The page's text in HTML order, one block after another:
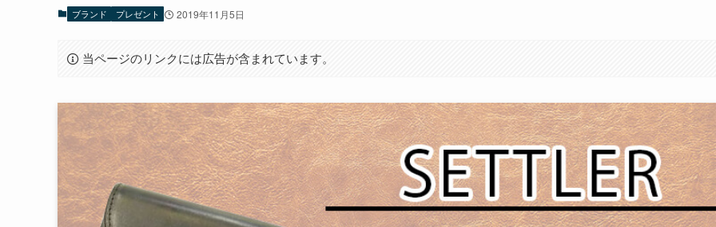
ブランド プレゼント 2019年11月5日
当ページのリンクには広告が含まれています。